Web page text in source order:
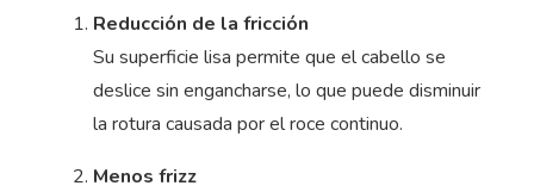
Reducción de la fricción
Su superficie lisa permite que el cabello se
deslice sin engancharse, lo que puede disminuir
la rotura causada por el roce continuo.
Menos frizz